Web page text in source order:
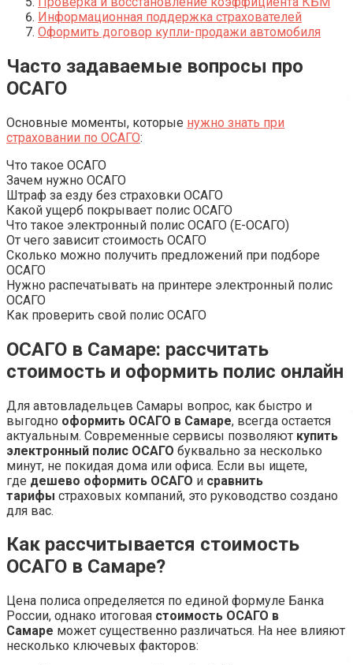
Информационная поддержка страхователей
Оформить договор купли-продажи автомобиля
Часто задаваемые вопросы про
ОСАГО
Основные моменты, которые нужно знать при
страховании по ОСАГО:
Что такое ОСАГО
Зачем нужно ОСАГО
Штраф за езду без страховки ОСАГО
Какой ущерб покрывает полис ОСАГО
Что такое электронный полис ОСАГО (Е-ОСАГО)
От чего зависит стоимость ОСАГО
Сколько можно получить предложений при подборе
ОСАГО
Нужно распечатывать на принтере электронный полис
ОСАГО
Как проверить свой полис ОСАГО
ОСАГО в Самаре: рассчитать
стоимость и оформить полис онлайн
Для автовладельцев Самары вопрос, как быстро и
выгодно оформить ОСАГО в Самаре, всегда остается
актуальным. Современные сервисы позволяют купить
электронный полис ОСАГО буквально за несколько
минут, не покидая дома или офиса. Если вы ищете,
где дешево оформить ОСАГО и сравнить
тарифы страховых компаний, это руководство создано
для вас.
Как рассчитывается стоимость
ОСАГО в Самаре?
Цена полиса определяется по единой формуле Банка
России, однако итоговая стоимость ОСАГО в
Самаре может существенно различаться. На нее влияют
несколько ключевых факторов: